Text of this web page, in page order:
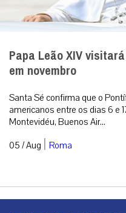
Papa Leão XIV
em novembro
Santa Sé confirma que o
americanos entre os dias 6 e
Montevidéu, Buenos Air...
05 / Aug | Roma